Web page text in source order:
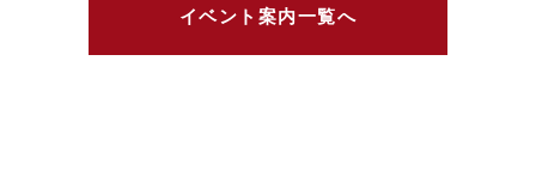
イベント案内一覧へ